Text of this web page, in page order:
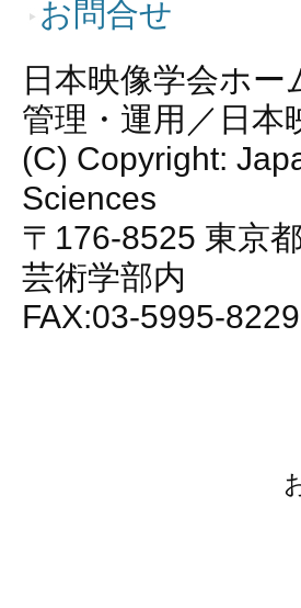
お問合せ
日本映像学会ホー
管理・運用／日本
(C) Copyright:
Sciences
〒176-8525 東京
芸術学部内
FAX:03-5995-